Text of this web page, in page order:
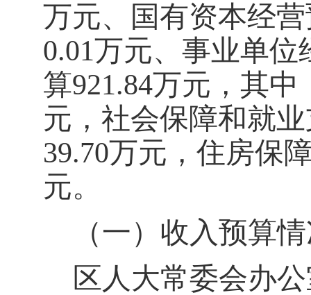
万元、国有资本经
0.01万元、事业单位
算921.84万元，其中
元， 社会保障和就
39.70万元， 住房保
元。
（一）收入预算
区人大常委会办